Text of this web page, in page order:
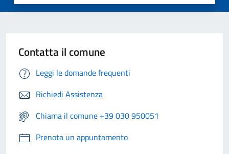
Contatta il comune
Leggi le domande frequenti
Richiedi Assistenza
Chiama il comune +39 030 950051
Prenota un appuntamento